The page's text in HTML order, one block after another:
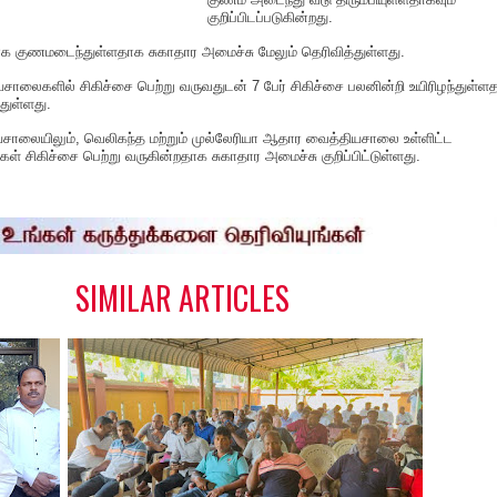
குறிப்பிடப்படுகின்றது.
குணமடைந்துள்ளதாக சுகாதார அமைச்சு மேலும் தெரிவித்துள்ளது.
சிகிச்சை பெற்று வருவதுடன் 7 பேர் சிகிச்சை பலனின்றி
வெலிகந்த மற்றும் முல்லேரியா ஆதார வைத்தியசாலை உள்ளிட்ட
பெற்று வருகின்றதாக சுகாதார அமைச்சு குறிப்பிட்டுள்ளது.
SIMILAR ARTICLES